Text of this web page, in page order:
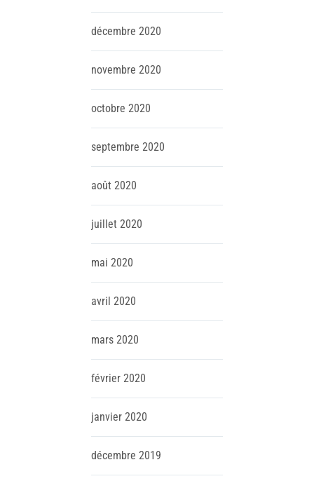
décembre 2020
novembre 2020
octobre 2020
septembre 2020
août 2020
juillet 2020
mai 2020
avril 2020
mars 2020
février 2020
janvier 2020
décembre 2019